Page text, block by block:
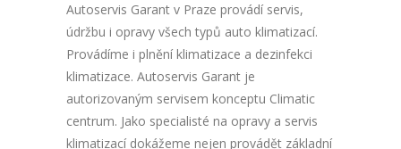
Autoservis Garant v Praze provádí servis,
údržbu i opravy všech typů auto klimatizací.
Provádíme i plnění klimatizace a dezinfekci
klimatizace. Autoservis Garant je
autorizovaným servisem konceptu Climatic
centrum. Jako specialisté na opravy a servis
klimatizací dokážeme nejen provádět základní